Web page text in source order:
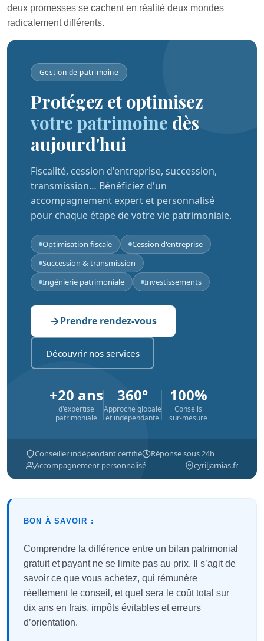
deux promesses se cachent en réalité deux mondes
radicalement différents.
Gestion de patrimoine
Protégez et optimisez
votre patrimoine dès
aujourd'hui
Fiscalité, cession d'entreprise, succession,
transmission… Bénéficiez d'un
accompagnement expert et personnalisé
pour chaque étape de votre vie patrimoniale.
Optimisation fiscale
Cession d'entreprise
Succession & transmission
Ingénierie patrimoniale
Investissements
Prendre rendez-vous
Découvrir nos services
+20 ans
d'expertise
patrimoniale
360°
Approche globale
et indépendante
100%
Conseils
sur-mesure
Conseiller indépendant certifié
Réponse sous 24h
Accompagnement personnalisé
cyriljarnias.fr
BON À SAVOIR :
Comprendre la différence entre un bilan patrimonial
gratuit et payant ne se limite pas au prix. Il s’agit de
savoir ce que vous achetez, qui rémunère
réellement le conseil, et quel sera le coût total sur
dix ans en frais, impôts évitables et erreurs
d’orientation.